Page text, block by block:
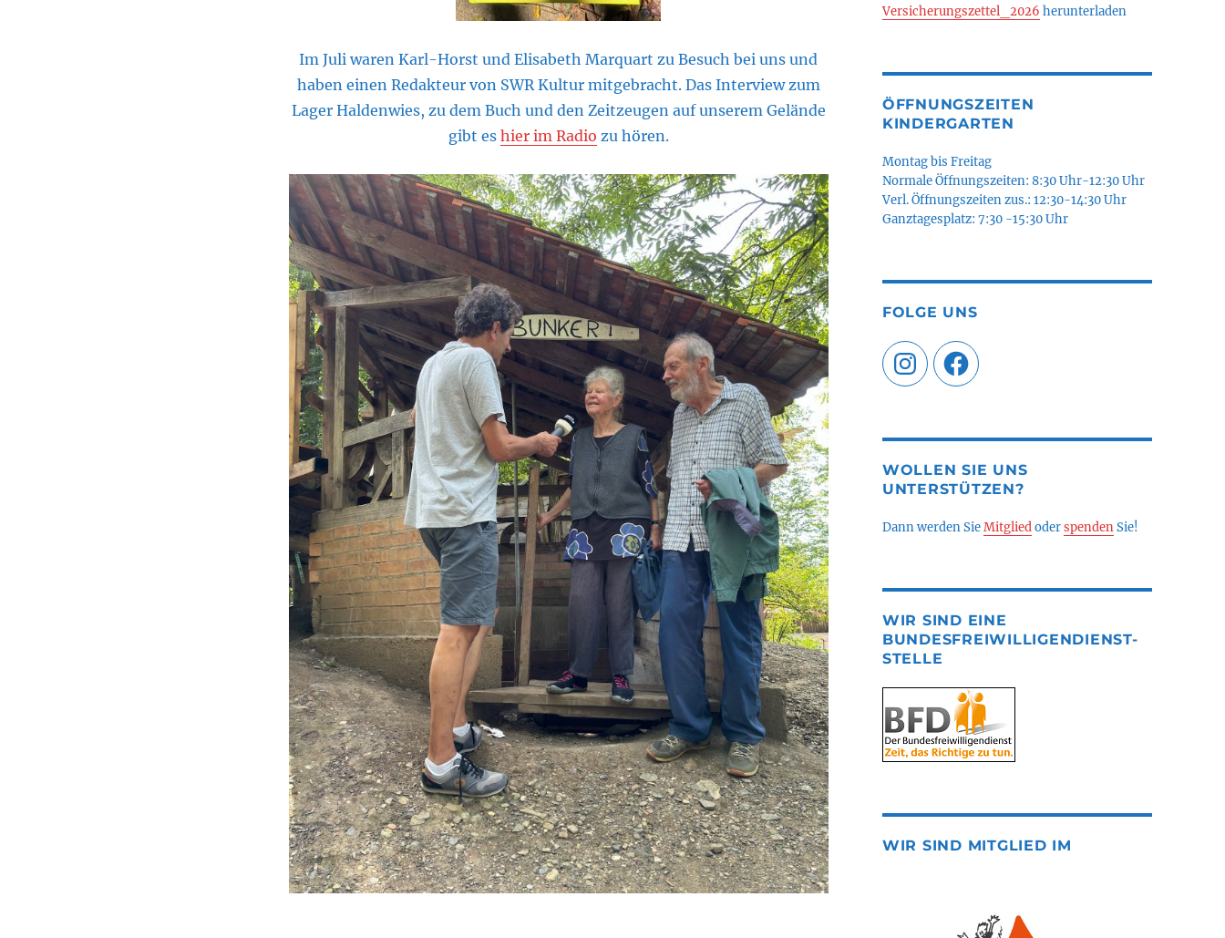
Im Juli waren Karl-Horst und Elisabeth Marquart zu Besuch bei uns und
haben einen Redakteur von SWR Kultur mitgebracht. Das Interview zum
Lager Haldenwies, zu dem Buch und den Zeitzeugen auf unserem Gelände
gibt es hier im Radio zu hören.
Versicherungszettel_2026 herunterladen
ÖFFNUNGSZEITEN
KINDERGARTEN
Montag bis Freitag
Normale Öffnungszeiten: 8:30 Uhr-12:30 Uhr
Verl. Öffnungszeiten zus.: 12:30-14:30 Uhr
Ganztagesplatz: 7:30 -15:30 Uhr
FOLGE UNS
InstagramFacebook
WOLLEN SIE UNS
UNTERSTÜTZEN?
Dann werden SieMitgliedoderspendenSie!
WIR SIND EINE
BUNDESFREIWILLIGENDIENST-
STELLE
WIR SIND MITGLIED IM